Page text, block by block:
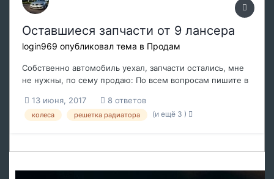
Оставшиеся запчасти от 9 лансера
login969 опубликовал тема в Продам
Собственно автомобиль уехал, запчасти остались, мне
не нужны, по сему продаю: По всем вопросам пишите в
https://vk.com/dmitri.andreevich там и фотографии более
подробные отправлю! Погнали. 1) комплект колес r15
13 июня, 2017 8 ответов
колеса решетка радиатора (и ещё 3 )